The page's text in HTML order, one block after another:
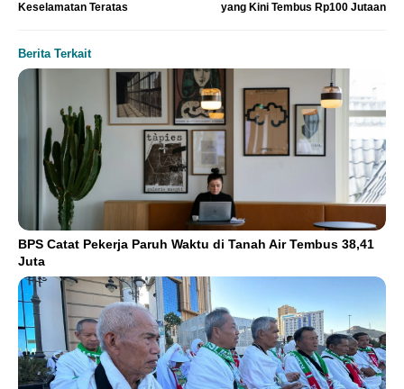
Keselamatan Teratas
yang Kini Tembus Rp100 Jutaan
Berita Terkait
BPS Catat Pekerja Paruh Waktu di Tanah Air Tembus 38,41
Juta